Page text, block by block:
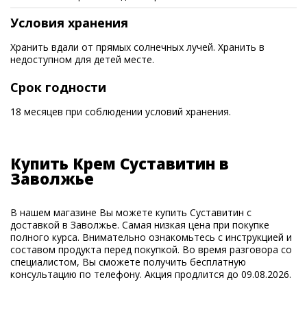
Условия хранения
Хранить вдали от прямых солнечных лучей. Хранить в
недоступном для детей месте.
Срок годности
18 месяцев при соблюдении условий хранения.
Купить Крем Суставитин в
Заволжье
В нашем магазине Вы можете купить Суставитин с
доставкой в Заволжье. Самая низкая цена при покупке
полного курса. Внимательно ознакомьтесь с инструкцией и
составом продукта перед покупкой. Во время разговора со
специалистом, Вы сможете получить бесплатную
консультацию по телефону. Акция продлится до 09.08.2026.